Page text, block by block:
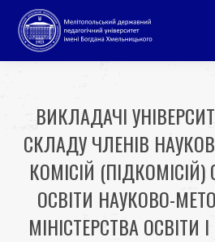
ВИКЛАДАЧІ
СКЛАДУ ЧЛЕНІВ
КОМІСІЙ
ОСВІТИ НАУКОВО-
МІНІСТЕРСТВА ОСВІТИ